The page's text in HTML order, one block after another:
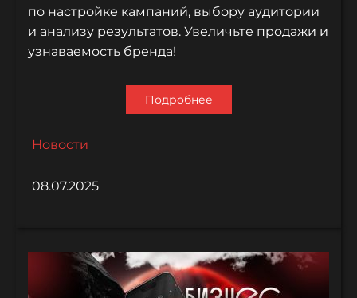
по настройке кампаний, выбору аудитории
и анализу результатов. Увеличьте продажи и
узнаваемость бренда!
Подробнее
Новости
08.07.2025